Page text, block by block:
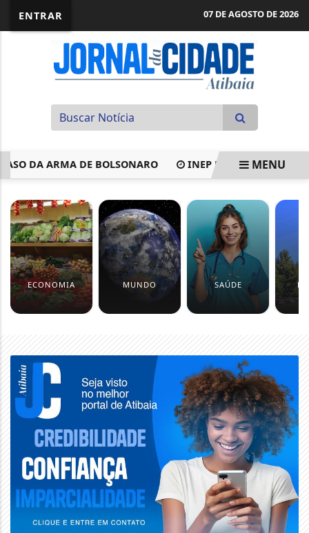
ENTRAR 07 DE AGOSTO DE 2026
DA ARMA DE BOLSONARO INEP NEGA MUDANÇA NOS
MENU
ECONOMIA MUNDO SAÚDE